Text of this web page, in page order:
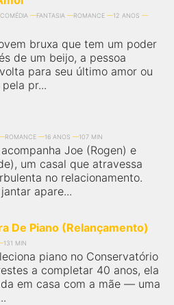
COMÉDIA FANTASIA ROMANCE
12 ANOS
bruxa que tem um poder
de um beijo, a pessoa
para seu último amor ou
pr...
ROMANCE 16 ANOS 107 MIN
acompanha Joe (Rogen) e
um casal que atravessa
no relacionamento.
apare...
De Piano (Relançamento)
131 MIN
piano no Conservatório
a completar 40 anos, ela
em casa com a mãe — uma